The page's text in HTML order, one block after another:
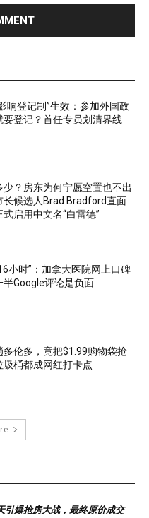
响登记制”生效：参加外国政
要登记？首任专员划清界线
少？房东为何宁愿空置也不出
长候选人Brad Bradford直面
启用中文名“白雷德”
小时”：加拿大医院网上口碑
半Google评论是负面
多伦多，竟把$1.99购物袋抢
圾桶都成网红打卡点
引爆抢房大战，最终原价成交